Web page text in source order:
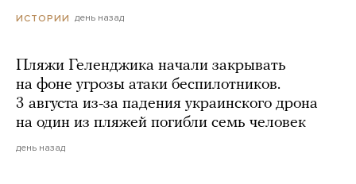
ИСТОРИИ день назад
Пляжи Геленджика начали закрывать
на фоне угрозы атаки беспилотников.
3 августа из-за падения украинского дрона
на один из пляжей погибли семь человек
день назад